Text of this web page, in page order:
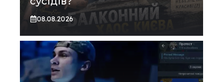
08.08.2026